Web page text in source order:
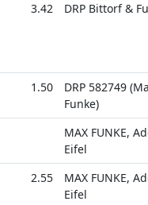
3.42 DRP Bittorf &
1.50
DRP 582749
Funke)
MAX FUNKE,
Eifel
2.55
MAX FUNKE,
Eifel